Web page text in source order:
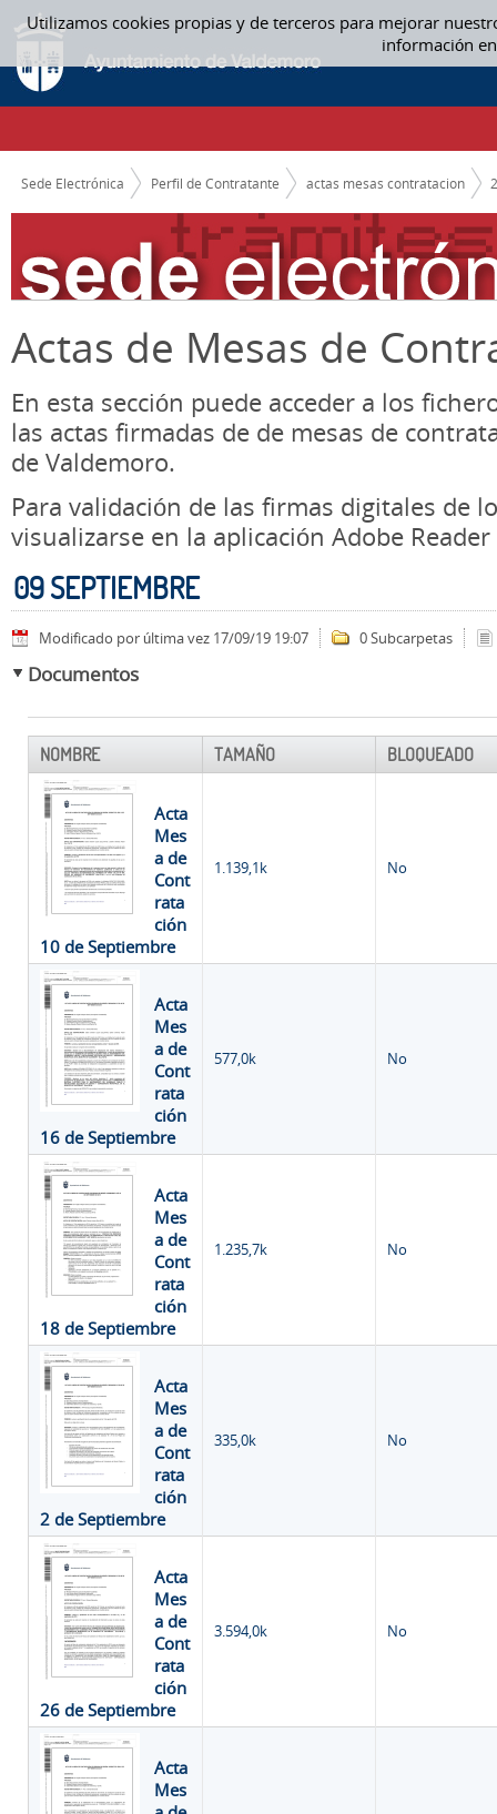
Utilizamos cookies propias y de terceros para mejorar
información
Saltar al contenido
09 SEPTIEMBRE - ACTAS MESAS CONTRATACION
CAMINO DE MIGAS
Sede Electrónica Perfil de Contratante actas mesas contratacion
Actas de Mesas de
En esta sección puede acceder a los
las actas firmadas de de mesas de
de Valdemoro.
Para validación de las firmas digitales de
visualizarse en la aplicación Adobe Reader
09 SEPTIEMBRE
Modificado por última vez 17/09/19 19:07 0 Subcarpetas
Documentos
NOMBRE TAMAÑO BLOQUEADO
Acta
Mes
a de
Cont
rata
ción
10 de Septiembre
1.139,1k No
Acta
Mes
a de
Cont
rata
ción
16 de Septiembre
577,0k No
Acta
Mes
a de
Cont
rata
ción
18 de Septiembre
1.235,7k No
Acta
Mes
a de
Cont
rata
ción
2 de Septiembre
335,0k No
Acta
Mes
a de
Cont
rata
ción
26 de Septiembre
3.594,0k No
Acta
Mes